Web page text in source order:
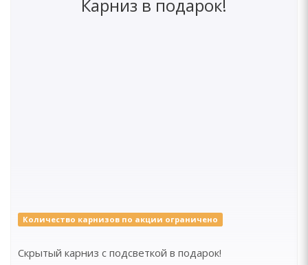
Карниз в подарок!
Количество карнизов по акции ограничено
Скрытый карниз с подсветкой в подарок!